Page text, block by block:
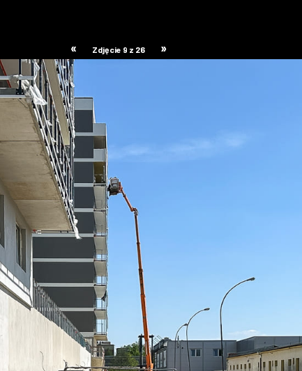
« Zdjęcie 9 z 26 »